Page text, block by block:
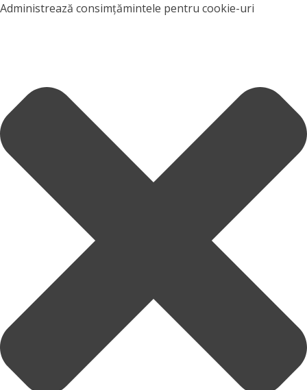
Administrează consimțămintele pentru cookie-uri